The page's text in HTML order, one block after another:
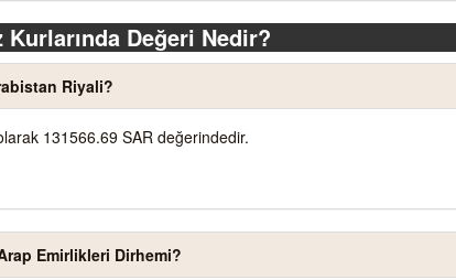
Değeri Nedir?
Riyali?
131566.69 SAR değerindedir.
Emirlikleri Dirhemi?